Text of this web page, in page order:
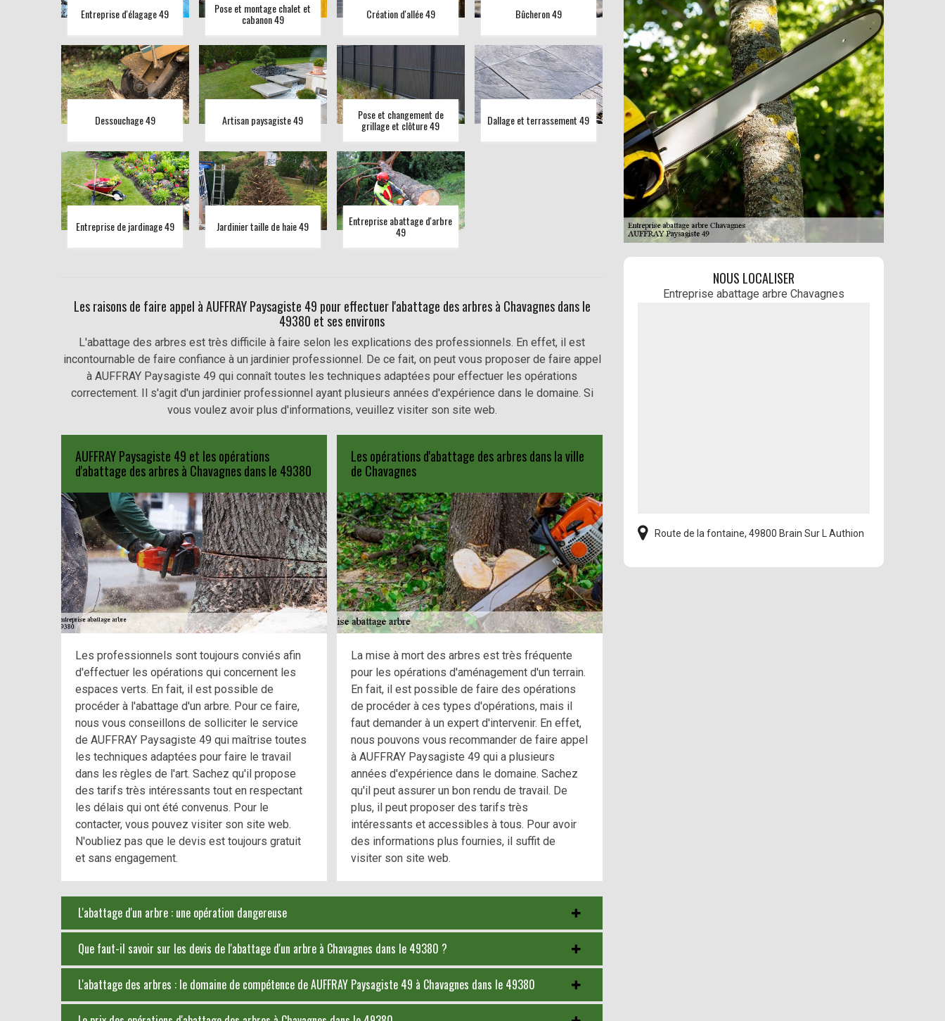
Entreprise d'élagage 49 Pose et montage chalet et
cabanon 49 Création d'allée 49 Bûcheron 49
Dessouchage 49 Artisan paysagiste 49 Pose et changement de
grillage et clôture 49 Dallage et terrassement 49
Entreprise de jardinage 49 Jardinier taille de haie 49 Entreprise abattage d'arbre
49
Les raisons de faire appel à AUFFRAY Paysagiste 49 pour effectuer l'abattage des arbres à Chavagnes dans le
49380 et ses environs
L'abattage des arbres est très difficile à faire selon les explications des professionnels. En effet, il est
incontournable de faire confiance à un jardinier professionnel. De ce fait, on peut vous proposer de faire appel
à AUFFRAY Paysagiste 49 qui connaît toutes les techniques adaptées pour effectuer les opérations
correctement. Il s'agit d'un jardinier professionnel ayant plusieurs années d'expérience dans le domaine. Si
vous voulez avoir plus d'informations, veuillez visiter son site web.
AUFFRAY Paysagiste 49 et les opérations
d'abattage des arbres à Chavagnes dans le 49380
Les professionnels sont toujours conviés afin
d'effectuer les opérations qui concernent les
espaces verts. En fait, il est possible de
procéder à l'abattage d'un arbre. Pour ce faire,
nous vous conseillons de solliciter le service
de AUFFRAY Paysagiste 49 qui maîtrise toutes
les techniques adaptées pour faire le travail
dans les règles de l'art. Sachez qu'il propose
des tarifs très intéressants tout en respectant
les délais qui ont été convenus. Pour le
contacter, vous pouvez visiter son site web.
N'oubliez pas que le devis est toujours gratuit
et sans engagement.
Les opérations d'abattage des arbres dans la ville
de Chavagnes
La mise à mort des arbres est très fréquente
pour les opérations d'aménagement d'un terrain.
En fait, il est possible de faire des opérations
de procéder à ces types d'opérations, mais il
faut demander à un expert d'intervenir. En effet,
nous pouvons vous recommander de faire appel
à AUFFRAY Paysagiste 49 qui a plusieurs
années d'expérience dans le domaine. Sachez
qu'il peut assurer un bon rendu de travail. De
plus, il peut proposer des tarifs très
intéressants et accessibles à tous. Pour avoir
des informations plus fournies, il suffit de
visiter son site web.
L'abattage d'un arbre : une opération dangereuse
Que faut-il savoir sur les devis de l'abattage d'un arbre à Chavagnes dans le 49380 ?
L'abattage des arbres : le domaine de compétence de AUFFRAY Paysagiste 49 à Chavagnes dans le 49380
NOUS LOCALISER
Entreprise abattage arbre Chavagnes
Route de la fontaine, 49800 Brain Sur L Authion